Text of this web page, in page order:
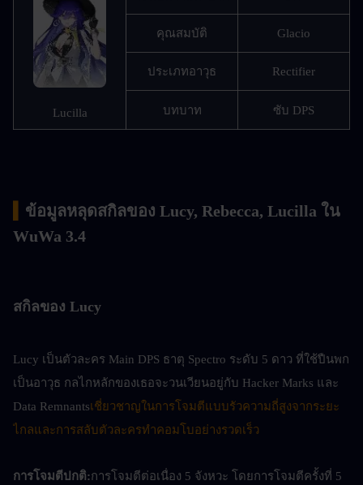
Lucilla
คุณสมบัติ Glacio
ประเภทอาวุธ Rectifier
บทบาท ซับ DPS
ข้อมูลหลุดสกิลของ Lucy, Rebecca, Lucilla ใน
WuWa 3.4
สกิลของ Lucy
Lucy เป็นตัวละคร Main DPS ธาตุ Spectro ระดับ 5 ดาว ที่ใช้ปืนพก
เป็นอาวุธ กลไกหลักของเธอจะวนเวียนอยู่กับ Hacker Marks และ
Data Remnantsเชี่ยวชาญในการโจมตีแบบรัวความถี่สูงจากระยะ
ไกลและการสลับตัวละครทำคอมโบอย่างรวดเร็ว
การโจมตีปกติ:การโจมตีต่อเนื่อง 5 จังหวะ โดยการโจมตีครั้งที่ 5